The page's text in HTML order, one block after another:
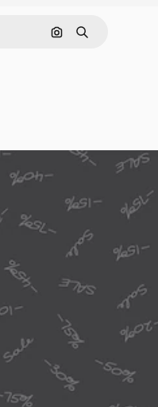
Nach Bild suchen
Suchen